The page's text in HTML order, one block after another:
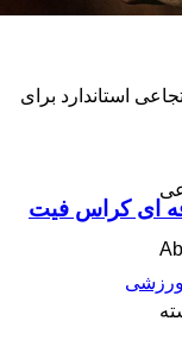
استاندارد برای
حرفه ای کراس فیت